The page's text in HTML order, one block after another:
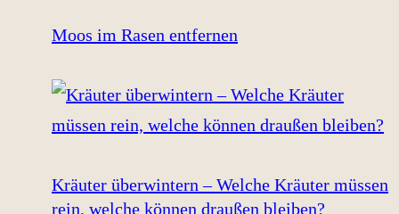
Moos im Rasen entfernen
Kräuter überwintern – Welche Kräuter müssen
rein, welche können draußen bleiben?